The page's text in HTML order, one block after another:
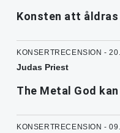
Konsten att åldras
KONSERTRECENSION -
Judas Priest
The Metal God
KONSERTRECENSION -